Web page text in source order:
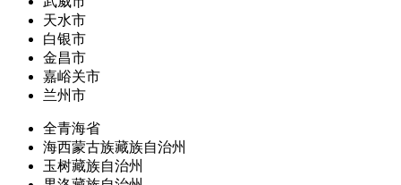
天水市
白银市
金昌市
嘉峪关市
兰州市
全青海省
海西蒙古族藏族自治州
玉树藏族自治州